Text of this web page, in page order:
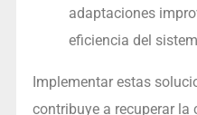
adaptaciones
eficiencia del
Implementar estas
contribuye a recuperar la